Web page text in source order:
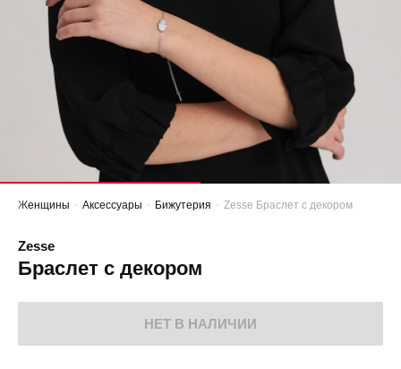
Женщины Аксессуары Бижутерия Zesse Браслет с декором
Zesse
Браслет с декором
НЕТ В НАЛИЧИИ